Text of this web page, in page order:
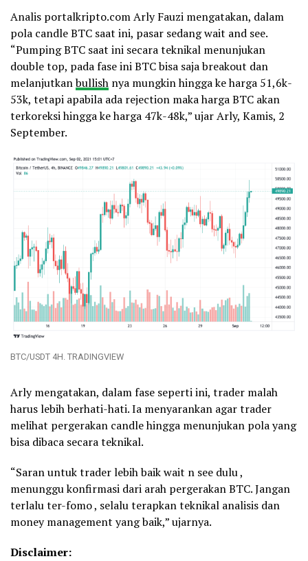
Analis portalkripto.com Arly Fauzi mengatakan, dalam
pola candle BTC saat ini, pasar sedang wait and see.
“Pumping BTC saat ini secara teknikal menunjukan
double top, pada fase ini BTC bisa saja breakout dan
melanjutkanbullish nya mungkin hingga ke harga 51,6k-
53k, tetapi apabila ada rejection maka harga BTC akan
terkoreksi hingga ke harga 47k-48k,” ujar Arly, Kamis, 2
September.
BTC/USDT 4H. TRADINGVIEW
Arly mengatakan, dalam fase seperti ini, trader malah
harus lebih berhati-hati. Ia menyarankan agar trader
melihat pergerakan candle hingga menunjukan pola yang
bisa dibaca secara teknikal.
“Saran untuk trader lebih baik wait n see dulu ,
menunggu konfirmasi dari arah pergerakan BTC. Jangan
terlalu ter-fomo , selalu terapkan teknikal analisis dan
money management yang baik,” ujarnya.
Disclaimer: